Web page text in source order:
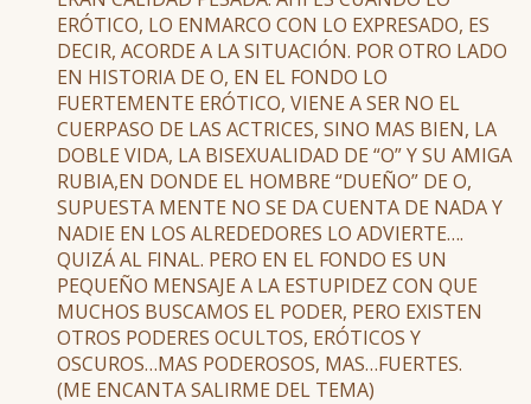
ERÓTICO, LO ENMARCO CON LO EXPRESADO, ES
DECIR, ACORDE A LA SITUACIÓN. POR OTRO LADO
EN HISTORIA DE O, EN EL FONDO LO
FUERTEMENTE ERÓTICO, VIENE A SER NO EL
CUERPASO DE LAS ACTRICES, SINO MAS BIEN, LA
DOBLE VIDA, LA BISEXUALIDAD DE “O” Y SU AMIGA
RUBIA,EN DONDE EL HOMBRE “DUEÑO” DE O,
SUPUESTA MENTE NO SE DA CUENTA DE NADA Y
NADIE EN LOS ALREDEDORES LO ADVIERTE….
QUIZÁ AL FINAL. PERO EN EL FONDO ES UN
PEQUEÑO MENSAJE A LA ESTUPIDEZ CON QUE
MUCHOS BUSCAMOS EL PODER, PERO EXISTEN
OTROS PODERES OCULTOS, ERÓTICOS Y
OSCUROS…MAS PODEROSOS, MAS…FUERTES.
(ME ENCANTA SALIRME DEL TEMA)